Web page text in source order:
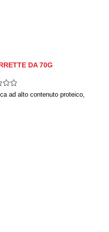
DA 70G
ad alto contenuto proteico,